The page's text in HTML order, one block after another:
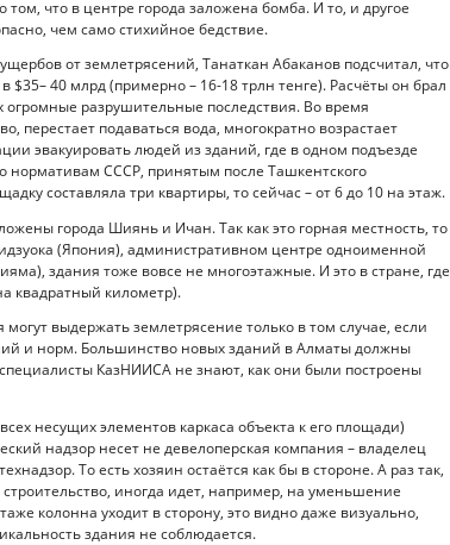
том, что в центре города заложена бомба. И то, и другое
чем само стихийное бедствие.
от землетрясений, Танаткан Абаканов подсчитал, что
40 млрд (примерно – 16-18 трлн тенге). Расчёты он брал
разрушительные последствия. Во время
перестает подаваться вода, многократно возрастает
эвакуировать людей из зданий, где в одном подъезде
нормативам СССР, принятым после Ташкентского
составляла три квартиры, то сейчас – от 6 до 10 на этаж.
города Шиянь и Ичан. Так как это горная местность, то
(Япония), административном центре одноименной
здания тоже вовсе не многоэтажные. И это в стране, где
квадратный километр).
выдержать землетрясение только в том случае, если
и норм. Большинство новых зданий в Алматы должны
КазНИИСА не знают, как они были построены
несущих элементов каркаса объекта к его площади)
надзор несет не девелоперская компания – владелец
То есть хозяин остаётся как бы в стороне. А раз так,
иногда идет, например, на уменьшение
колонна уходит в сторону, это видно даже визуально,
здания не соблюдается.